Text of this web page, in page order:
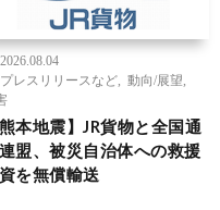
2026.08.04
プレスリリースなど
動向/展望
熊本地震】JR貨物と全国通
盟、被災自治体への救援
を無償輸送